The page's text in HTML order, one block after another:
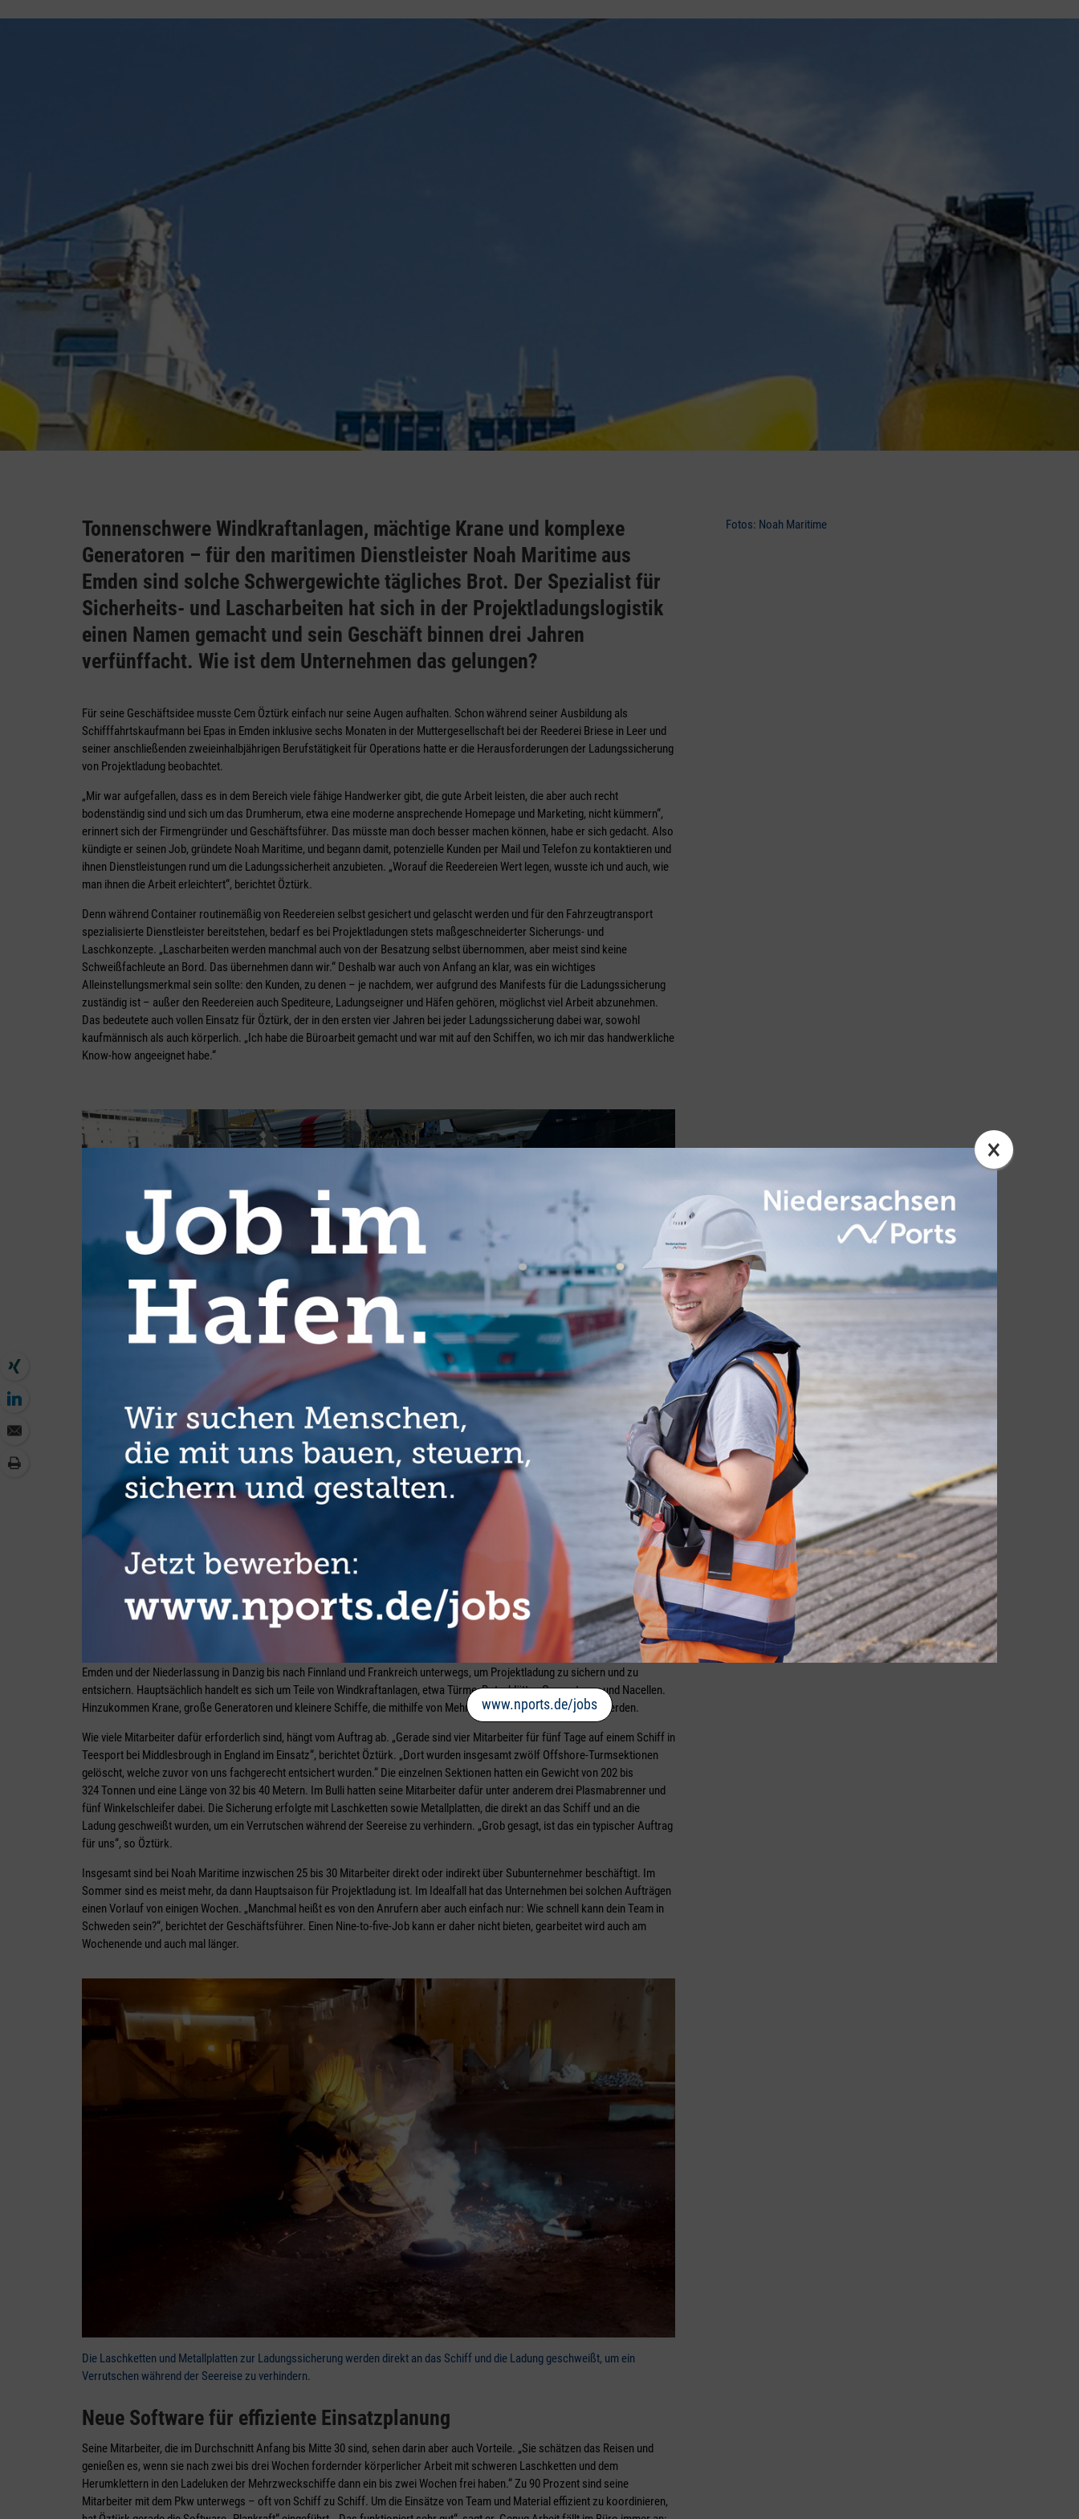
×
www.nports.de/jobs
Tonnenschwere Windkraftanlagen, mächtige Krane und komplexe
Generatoren – für den maritimen Dienstleister Noah Maritime aus
Emden sind solche Schwergewichte tägliches Brot. Der Spezialist für
Sicherheits- und Lascharbeiten hat sich in der Projektladungslogistik
einen Namen gemacht und sein Geschäft binnen drei Jahren
verfünffacht. Wie ist dem Unternehmen das gelungen?
Fotos: Noah Maritime
Für seine Geschäftsidee musste Cem Öztürk einfach nur seine Augen aufhalten. Schon während seiner Ausbildung als
Schifffahrtskaufmann bei Epas in Emden inklusive sechs Monaten in der Muttergesellschaft bei der Reederei Briese in Leer und
seiner anschließenden zweieinhalbjährigen Berufstätigkeit für Operations hatte er die Herausforderungen der Ladungssicherung
von Projektladung beobachtet.
„Mir war aufgefallen, dass es in dem Bereich viele fähige Handwerker gibt, die gute Arbeit leisten, die aber auch recht
bodenständig sind und sich um das Drumherum, etwa eine moderne ansprechende Homepage und Marketing, nicht kümmern“,
erinnert sich der Firmengründer und Geschäftsführer. Das müsste man doch besser machen können, habe er sich gedacht. Also
kündigte er seinen Job, gründete Noah Maritime, und begann damit, potenzielle Kunden per Mail und Telefon zu kontaktieren und
ihnen Dienstleistungen rund um die Ladungssicherheit anzubieten. „Worauf die Reedereien Wert legen, wusste ich und auch, wie
man ihnen die Arbeit erleichtert“, berichtet Öztürk.
Denn während Container routinemäßig von Reedereien selbst gesichert und gelascht werden und für den Fahrzeugtransport
spezialisierte Dienstleister bereitstehen, bedarf es bei Projektladungen stets maßgeschneiderter Sicherungs- und
Laschkonzepte. „Lascharbeiten werden manchmal auch von der Besatzung selbst übernommen, aber meist sind keine
Schweißfachleute an Bord. Das übernehmen dann wir.“ Deshalb war auch von Anfang an klar, was ein wichtiges
Alleinstellungsmerkmal sein sollte: den Kunden, zu denen – je nachdem, wer aufgrund des Manifests für die Ladungssicherung
zuständig ist – außer den Reedereien auch Spediteure, Ladungseigner und Häfen gehören, möglichst viel Arbeit abzunehmen.
Das bedeutete auch vollen Einsatz für Öztürk, der in den ersten vier Jahren bei jeder Ladungssicherung dabei war, sowohl
kaufmännisch als auch körperlich. „Ich habe die Büroarbeit gemacht und war mit auf den Schiffen, wo ich mir das handwerkliche
Know-how angeeignet habe.“
Die Teams sind vom Firmensitz in Emden und der Niederlassung in Danzig bis nach Finnland und Frankreich unterwegs, um
Projektladung zu sichern und zu entsichern.
Für Kunden bis nach Finnland und Frankreich unterwegs
Es lief gut, „auch weil unsere Wettbewerber sich ausgeruht haben und wir drangeblieben sind“, berichtet Öztürk. „So konnten wir
als Newcomer schnell Marktanteile gewinnen.“ Längst sind die Teams mit Metallbauern und Schweißern vom Firmensitz in
Emden und der Niederlassung in Danzig bis nach Finnland und Frankreich unterwegs, um Projektladung zu sichern und zu
entsichern. Hauptsächlich handelt es sich um Teile von Windkraftanlagen, etwa Türme, Rotorblätter, Generatoren und Nacellen.
Hinzukommen Krane, große Generatoren und kleinere Schiffe, die mithilfe von Mehrzweckschiffen transportiert werden.
Wie viele Mitarbeiter dafür erforderlich sind, hängt vom Auftrag ab. „Gerade sind vier Mitarbeiter für fünf Tage auf einem Schiff in
Teesport bei Middlesbrough in England im Einsatz“, berichtet Öztürk. „Dort wurden insgesamt zwölf Offshore-Turmsektionen
gelöscht, welche zuvor von uns fachgerecht entsichert wurden.“ Die einzelnen Sektionen hatten ein Gewicht von 202 bis
324 Tonnen und eine Länge von 32 bis 40 Metern. Im Bulli hatten seine Mitarbeiter dafür unter anderem drei Plasmabrenner und
fünf Winkelschleifer dabei. Die Sicherung erfolgte mit Laschketten sowie Metallplatten, die direkt an das Schiff und an die
Ladung geschweißt wurden, um ein Verrutschen während der Seereise zu verhindern. „Grob gesagt, ist das ein typischer Auftrag
für uns“, so Öztürk.
Insgesamt sind bei Noah Maritime inzwischen 25 bis 30 Mitarbeiter direkt oder indirekt über Subunternehmer beschäftigt. Im
Sommer sind es meist mehr, da dann Hauptsaison für Projektladung ist. Im Idealfall hat das Unternehmen bei solchen Aufträgen
einen Vorlauf von einigen Wochen. „Manchmal heißt es von den Anrufern aber auch einfach nur: Wie schnell kann dein Team in
Schweden sein?“, berichtet der Geschäftsführer. Einen Nine-to-five-Job kann er daher nicht bieten, gearbeitet wird auch am
Wochenende und auch mal länger.
Die Laschketten und Metallplatten zur Ladungssicherung werden direkt an das Schiff und die Ladung geschweißt, um ein
Verrutschen während der Seereise zu verhindern.
Neue Software für effiziente Einsatzplanung
Seine Mitarbeiter, die im Durchschnitt Anfang bis Mitte 30 sind, sehen darin aber auch Vorteile. „Sie schätzen das Reisen und
genießen es, wenn sie nach zwei bis drei Wochen fordernder körperlicher Arbeit mit schweren Laschketten und dem
Herumklettern in den Ladeluken der Mehrzweckschiffe dann ein bis zwei Wochen frei haben.“ Zu 90 Prozent sind seine
Mitarbeiter mit dem Pkw unterwegs – oft von Schiff zu Schiff. Um die Einsätze von Team und Material effizient zu koordinieren,
Noah Maritime
Firmensitz:
Weiterer Standort:
Gründung:2017
Geschäftsfeld:
Schweißservice und Ladungssicherung in
der Schifffahrt
Mitarbeiter:25 bis 30 inklusive Subunternehmer
Umsatz 2024: 2,3 Millionen
WEITERE INFORMATIONEN
www.noah-maritime.de